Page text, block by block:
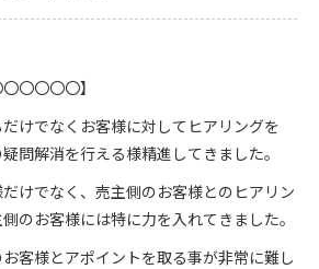
〇〇〇〇】
けでなくお客様に対してヒアリングを
問解消を行える様精進してきました。
けでなく、売主側のお客様とのヒアリン
のお客様には特に力を入れてきました。
客様とアポイントを取る事が非常に難し